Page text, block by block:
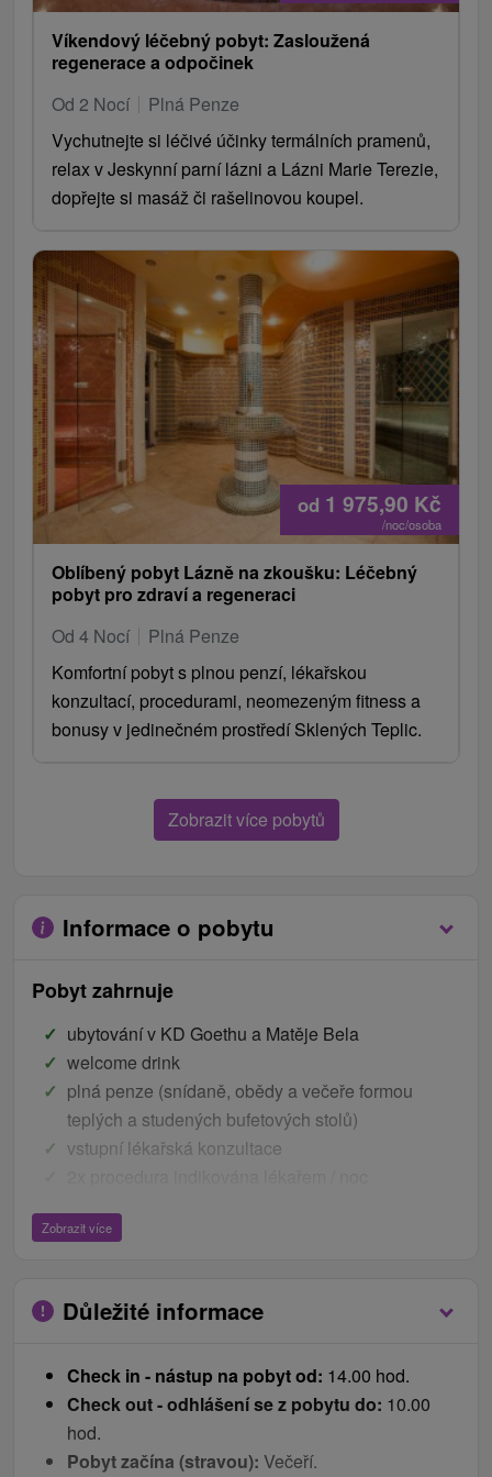
Víkendový léčebný pobyt: Zasloužená
regenerace a odpočinek
Od 2 Nocí
Plná Penze
Vychutnejte si léčivé účinky termálních pramenů,
relax v Jeskynní parní lázni a Lázni Marie Terezie,
dopřejte si masáž či rašelinovou koupel.
od 1 975,90 Kč
/noc/osoba
Oblíbený pobyt Lázně na zkoušku: Léčebný
pobyt pro zdraví a regeneraci
Od 4 Nocí
Plná Penze
Komfortní pobyt s plnou penzí, lékařskou
konzultací, procedurami, neomezeným fitness a
bonusy v jedinečném prostředí Sklených Teplic.
Zobrazit více pobytů
Informace o pobytu
Pobyt zahrnuje
ubytování v KD Goethu a Matěje Bela
welcome drink
plná penze (snídaně, obědy a večeře formou
teplých a studených bufetových stolů)
vstupní lékařská konzultace
Bela (v době otevíracích hodin)
Ceník - Bonusy
€
v pokoji 1x lázeňské oplatky a 1x lázeňské víno
vstup na zábavu: 22.5.2026 Duo Band a
23.5.2026 Marek Bednář (nutná pouze rezervace
Zobrazit více
Důležité informace
Check in - nástup na pobyt od: 14.00 hod.
Check out - odhlášení se z pobytu do: 10.00
hod.
Pobyt začína (stravou): Večeří.